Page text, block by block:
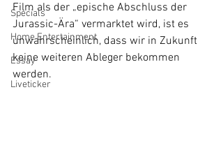
Specials
Home Entertainment
Essay
Liveticker
Film als der „epische Abschluss der
Jurassic-Ära“ vermarktet wird, ist es
unwahrscheinlich, dass wir in Zukunft
keine weiteren Ableger bekommen
werden.